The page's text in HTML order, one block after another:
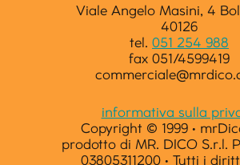
Viale Angelo Masini, 4
40126
tel. 051 254 988
fax 051/4599419
informativa sulla
Copyright © 1999 ·
prodotto di MR. DICO S.r.l.
03805311200 · Tutti i